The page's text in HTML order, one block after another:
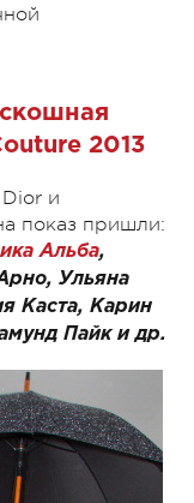
2013
и
показ пришли:
Альба,
Ульяна
Каста, Карин
Пайк и др.